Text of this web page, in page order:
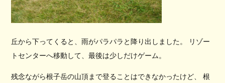
丘から下ってくると、雨がパラパラと降り出しました。 リゾー
トセンターへ移動して、最後は少しだけゲーム。
残念ながら根子岳の山頂まで登ることはできなかったけど、 根